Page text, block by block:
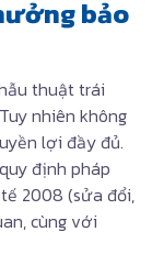
bảo
thuật trái
nhiên không
lợi đầy đủ.
định pháp
2008 (sửa đổi,
cùng với